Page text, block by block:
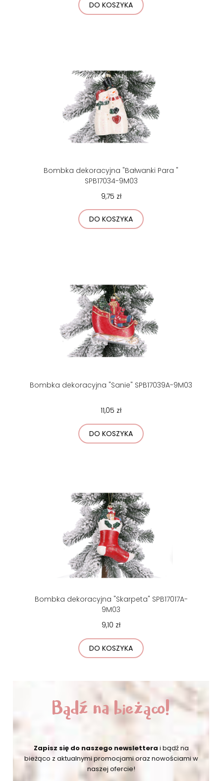
DO KOSZYKA
Bombka dekoracyjna "Bałwanki Para "
SPB17034-9M03
9,75 zł
DO KOSZYKA
Bombka dekoracyjna "Sanie" SPB17039A-9M03
11,05 zł
DO KOSZYKA
Bombka dekoracyjna "Skarpeta" SPB17017A-
9M03
9,10 zł
DO KOSZYKA
Bądź na bieżąco!
Zapisz się do naszego newslettera i bądź na
bieżąco z aktualnymi promocjami oraz nowościami w
naszej ofercie!